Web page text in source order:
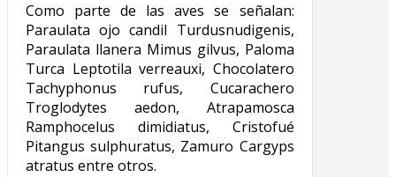
Como parte de las aves se señalan:
Paraulata ojo candil Turdusnudigenis,
Paraulata llanera Mimus gilvus, Paloma
Turca Leptotila verreauxi, Chocolatero
Tachyphonus rufus, Cucarachero
Troglodytes aedon, Atrapamosca
Ramphocelus dimidiatus, Cristofué
Pitangus sulphuratus, Zamuro Cargyps
atratus entre otros.